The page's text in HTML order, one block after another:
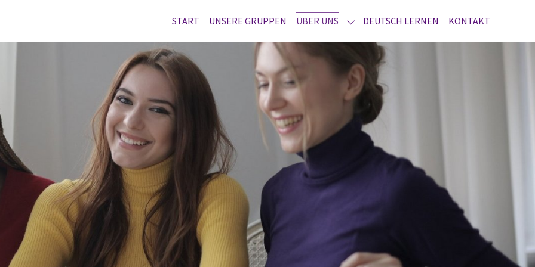
START
UNSERE GRUPPEN ÜBER UNS SUBMENU FOR "ÜBER UNS"
DEUTSCH LERNEN KONTAKT